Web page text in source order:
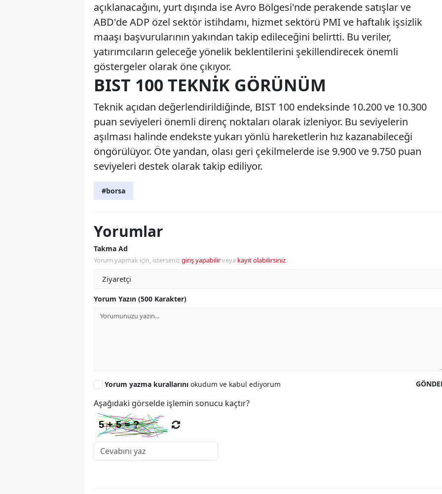
açıklanacağını, yurt dışında ise Avro Bölgesi'nde perakende satışlar ve
ABD'de ADP özel sektör istihdamı, hizmet sektörü PMI ve haftalık işsizlik
maaşı başvurularının yakından takip edileceğini belirtti. Bu veriler,
yatırımcıların geleceğe yönelik beklentilerini şekillendirecek önemli
göstergeler olarak öne çıkıyor.
BIST 100 TEKNIK GÖRÜNÜM
Teknik açıdan değerlendirildiğinde, BIST 100 endeksinde 10.200 ve 10.300
puan seviyeleri önemli direnç noktaları olarak izleniyor. Bu seviyelerin
aşılması halinde endekste yukarı yönlü hareketlerin hız kazanabileceği
öngörülüyor. Öte yandan, olası geri çekilmelerde ise 9.900 ve 9.750 puan
seviyeleri destek olarak takip ediliyor.
#borsa
Yorumlar
Takma Ad
Yorum yapmak için, istersenizgiriş yapabilirveya kayıt olabilirsiniz.
Yorum Yazın (500 Karakter)
Yorum yazma kurallarını okudum ve kabul ediyorum
Aşağıdaki görselde işlemin sonucu kaçtır?